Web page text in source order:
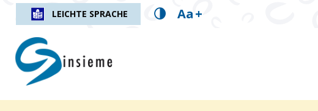
LEICHTE SPRACHE Aa+
insieme.ch